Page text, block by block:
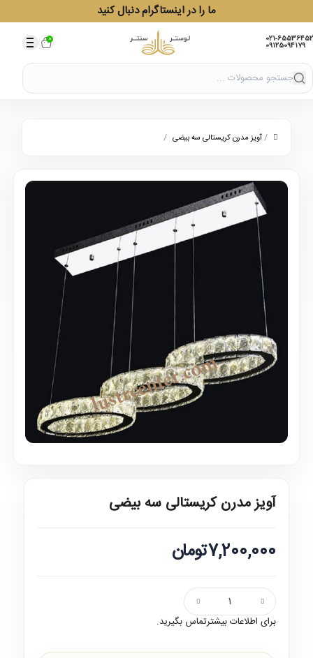
ما را در اینستاگرام دنبال کنید
021-65536452
09125094179
0
/آویز مدرن کریستالی سه بیضی /
آویز مدرن کریستالی سه بیضی
7,200,000تومان
برای اطلاعات بیشترتماس بگیرید.